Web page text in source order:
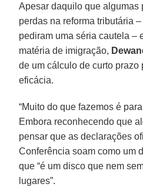
Apesar daquilo que algumas
perdas na reforma tributária
pediram uma séria cautela –
matéria de imigração,
de um cálculo de curto prazo
eficácia.
“Muito do que fazemos é
Embora reconhecendo que
pensar que as declarações
Conferência soam como um
que “é um disco que nem
lugares”.